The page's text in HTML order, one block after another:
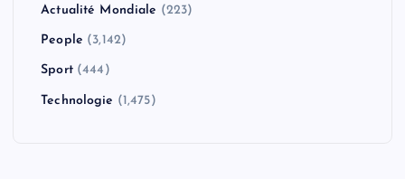
Actualité Mondiale (223)
People (3,142)
Sport(444)
Technologie (1,475)